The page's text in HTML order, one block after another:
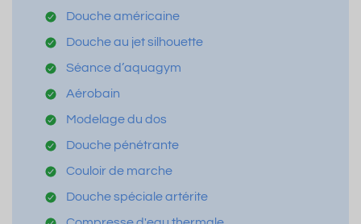
Douche américaine
Douche au jet silhouette
Séance d’aquagym
Aérobain
Modelage du dos
Douche pénétrante
Couloir de marche
Douche spéciale artérite